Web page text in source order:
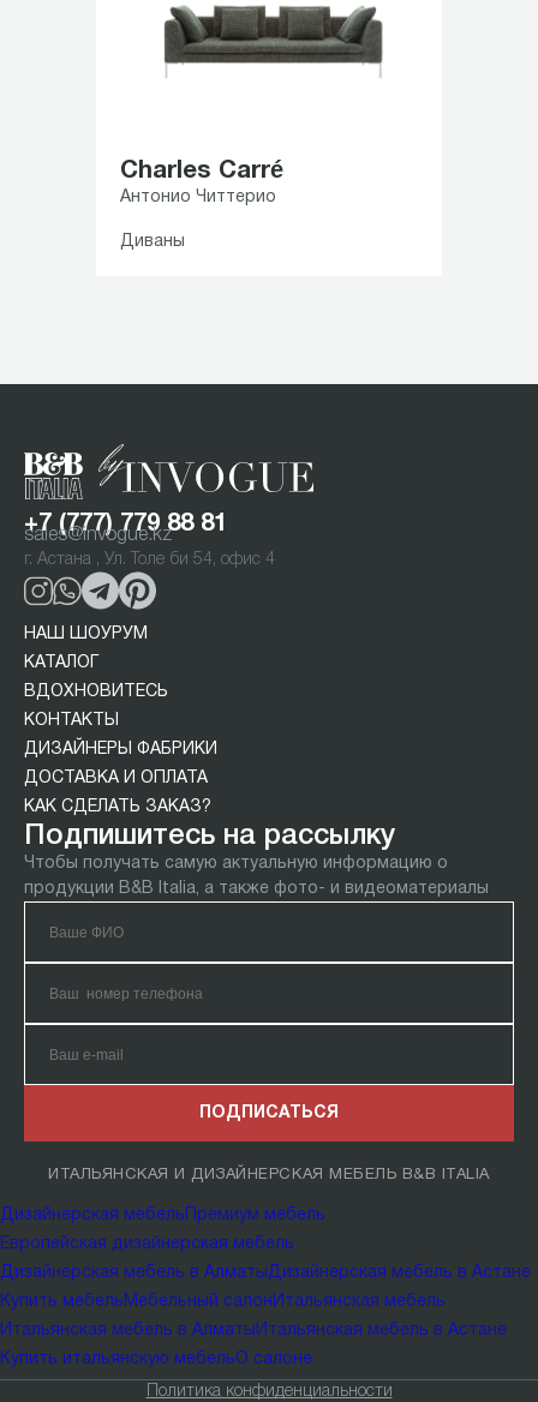
Charles Carré
Антонио Читтерио
Диваны
+7 (777) 779 88 81
sales@invogue.kz
г. Астана , Ул. Толе би 54, офис 4
НАШ ШОУРУМ
КАТАЛОГ
ВДОХНОВИТЕСЬ
КОНТАКТЫ
ДИЗАЙНЕРЫ ФАБРИКИ
ДОСТАВКА И ОПЛАТА
КАК СДЕЛАТЬ ЗАКАЗ?
Подпишитесь на рассылку
Чтобы получать самую актуальную информацию о
продукции B&B Italia, а также фото- и видеоматериалы
ПОДПИСАТЬСЯ
ИТАЛЬЯНСКАЯ И ДИЗАЙНЕРСКАЯ МЕБЕЛЬ B&B ITALIA
Дизайнерская мебель Премиум мебель
Европейская дизайнерская мебель
Дизайнерская мебель в Алматы Дизайнерская мебель в Астане
Купить мебель Мебельный салон Итальянская мебель
Итальянская мебель в Алматы Итальянская мебель в Астане
Купить итальянскую мебельО салоне
Политика конфиденциальности